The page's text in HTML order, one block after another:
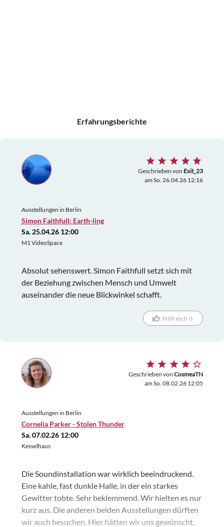
Erfahrungsberichte
Geschrieben von Exit_23
am So. 26.04.26 12:16
Ausstellungen in Berlin
Simon Faithfull: Earth-ling
Sa. 25.04.26 12:00
M1 VideoSpace
Absolut sehenswert. Simon Faithfull setzt sich mit
der Beziehung zwischen Mensch und Umwelt
auseinander die neue Blickwinkel schafft.
Hilfreich 0
Geschrieben von CosmeaTN
am So. 08.02.26 12:05
Ausstellungen in Berlin
Cornelia Parker - Stolen Thunder
Sa. 07.02.26 12:00
Kesselhaus
Die Soundinstallation war wirklich beeindruckend.
Eine kahle, fast dunkle Halle, in der ein starkes
Gewitter tobte. Sehr beklemmend. Wir hielten es nur
kurz aus. Die anderen beiden Ausstellungen dürften
wir auch besuchen. Hier hätten wir uns gewünscht,